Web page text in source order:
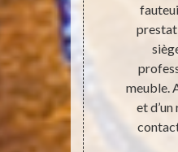
votre
sans que
pas vous
adresse. Le
meuble.
et